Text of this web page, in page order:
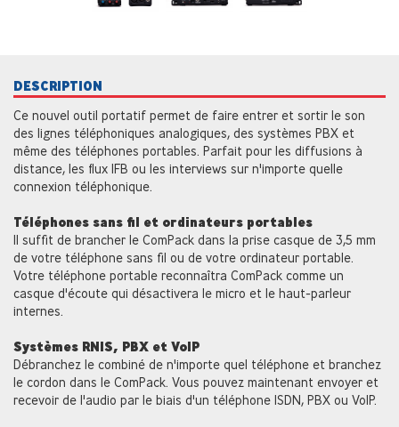
DESCRIPTION
Ce nouvel outil portatif permet de faire entrer et sortir le son
des lignes téléphoniques analogiques, des systèmes PBX et
même des téléphones portables. Parfait pour les diffusions à
distance, les flux IFB ou les interviews sur n'importe quelle
connexion téléphonique.
Téléphones sans fil et ordinateurs portables
Il suffit de brancher le ComPack dans la prise casque de 3,5 mm
de votre téléphone sans fil ou de votre ordinateur portable.
Votre téléphone portable reconnaîtra ComPack comme un
casque d'écoute qui désactivera le micro et le haut-parleur
internes.
Systèmes RNIS, PBX et VoIP
Débranchez le combiné de n'importe quel téléphone et branchez
le cordon dans le ComPack. Vous pouvez maintenant envoyer et
recevoir de l'audio par le biais d'un téléphone ISDN, PBX ou VoIP.